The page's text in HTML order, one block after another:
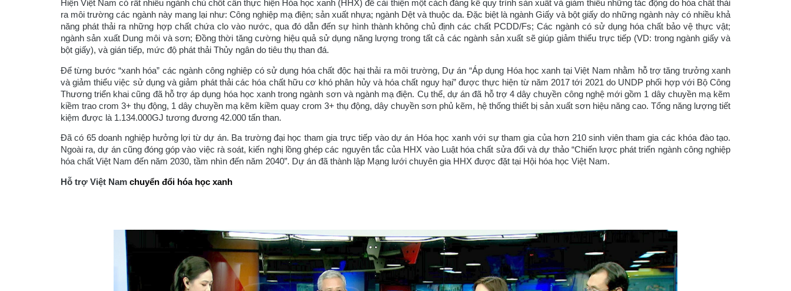
Hiện Việt Nam có rất nhiều ngành chủ chốt cần thực hiện Hóa học xanh (HHX) để cải thiện một cách đáng kể quy trình sản xuất và giảm thiểu những tác động do hóa chất thải
ra môi trường các ngành này mang lại như: Công nghiệp mạ điện; sản xuất nhựa; ngành Dệt và thuộc da. Đặc biệt là ngành Giấy và bột giấy do những ngành này có nhiều khả
năng phát thải ra những hợp chất chứa clo vào nước, qua đó dẫn đến sự hình thành không chủ định các chất PCDD/Fs; Các ngành có sử dụng hóa chất bảo vệ thực vật;
ngành sản xuất Dung môi và sơn; Đồng thời tăng cường hiệu quả sử dụng năng lượng trong tất cả các ngành sản xuất sẽ giúp giảm thiểu trực tiếp (VD: trong ngành giấy và
bột giấy), và gián tiếp, mức độ phát thải Thủy ngân do tiêu thụ than đá.
Để từng bước “xanh hóa” các ngành công nghiệp có sử dụng hóa chất độc hại thải ra môi trường, Dự án “Áp dụng Hóa học xanh tại Việt Nam nhằm hỗ trợ tăng trưởng xanh
và giảm thiểu việc sử dụng và giảm phát thải các hóa chất hữu cơ khó phân hủy và hóa chất nguy hại” được thực hiện từ năm 2017 tới 2021 do UNDP phối hợp với Bộ Công
Thương triển khai cũng đã hỗ trợ áp dụng hóa học xanh trong ngành sơn và ngành mạ điện. Cụ thể, dự án đã hỗ trợ 4 dây chuyền công nghệ mới gồm 1 dây chuyền mạ kẽm
kiềm trao crom 3+ thụ động, 1 dây chuyền mạ kẽm kiềm quay crom 3+ thụ động, dây chuyền sơn phủ kẽm, hệ thống thiết bị sản xuất sơn hiệu năng cao. Tổng năng lượng tiết
kiệm được là 1.134.000GJ tương đương 42.000 tấn than.
Đã có 65 doanh nghiệp hưởng lợi từ dự án. Ba trường đại học tham gia trực tiếp vào dự án Hóa học xanh với sự tham gia của hơn 210 sinh viên tham gia các khóa đào tạo.
Ngoài ra, dự án cũng đóng góp vào việc rà soát, kiến nghị lồng ghép các nguyên tắc của HHX vào Luật hóa chất sửa đổi và dự thảo “Chiến lược phát triển ngành công nghiệp
hóa chất Việt Nam đến năm 2030, tầm nhìn đến năm 2040”. Dự án đã thành lập Mạng lưới chuyên gia HHX được đặt tại Hội hóa học Việt Nam.
Hỗ trợ Việt Nam chuyển đổi hóa học xanh